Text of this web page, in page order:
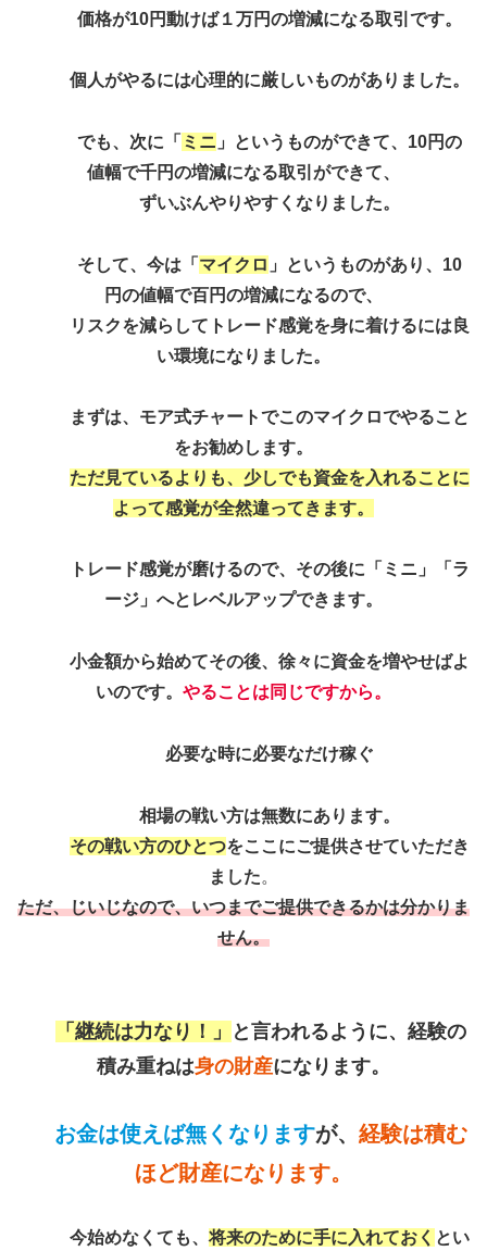
価格が10円動けば１万円の増減になる取引です。
個人がやるには心理的に厳しいものがありました。
でも、次に「 ミニ 」というものができて、10円の
値幅で千円の増減になる取引ができて、
ずいぶんやりやすくなりました。
そして、今は「 マイクロ 」というものがあり、10
円の値幅で百円の増減になるので、
リスクを減らしてトレード感覚を身に着けるには良
い環境になりました。
まずは、モア式チャートでこのマイクロでやること
をお勧めします。
ただ見ているよりも、少しでも資金を入れることに
よって感覚が全然違ってきます。
トレード感覚が磨けるので、その後に「ミニ」「ラ
ージ」へとレベルアップできます。
小金額から始めてその後、徐々に資金を増やせばよ
いのです。 やることは同じですから。
必要な時に必要なだけ稼ぐ
相場の戦い方は無数にあります。
その戦い方のひとつをここにご提供させていただき
ました。
ただ、じいじなので、いつまでご提供できるかは分かりま
せん。
「 継続は力なり！ 」
と言われるように、経験の
積み重ねは身の財産になります。
お金は使えば無くなりますが、 経験は積む
ほど財産になります。
今始めなくても、将来のために手に入れておく とい